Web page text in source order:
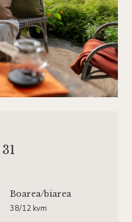
Boarea/biarea
38/12 kvm